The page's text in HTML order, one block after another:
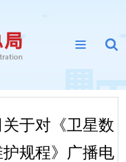
于对《卫星数
规程》广播电